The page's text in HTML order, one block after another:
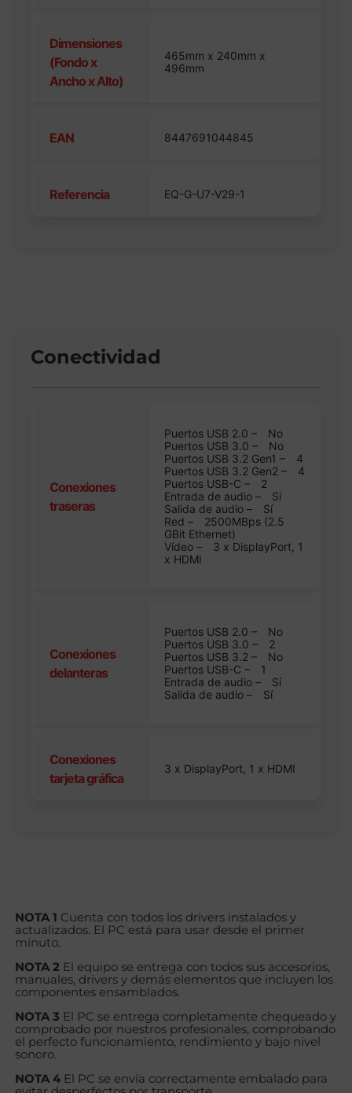
Dimensiones
(Fondo x
Ancho x Alto)
465mm x 240mm x
496mm
EAN 8447691044845
Referencia EQ-G-U7-V29-1
Conectividad
Conexiones
traseras
Puertos USB 2.0 –
No
Puertos USB 3.0 –
No
Puertos USB 3.2 Gen1 –
4
Puertos USB 3.2 Gen2 –
4
Puertos USB-C –
2
Entrada de audio –
Sí
Salida de audio –
Sí
Red –
2500MBps (2.5
GBit Ethernet)
Vídeo –
3 x DisplayPort, 1
x HDMI
Conexiones
delanteras
Puertos USB 2.0 –
No
Puertos USB 3.0 –
2
Puertos USB 3.2 –
No
Puertos USB-C –
1
Entrada de audio –
Sí
Salida de audio –
Sí
Conexiones
tarjeta gráfica
3 x DisplayPort, 1 x HDMI
NOTA 1 Cuenta con todos los drivers instalados y
actualizados. El PC está para usar desde el primer
minuto.
NOTA 2 El equipo se entrega con todos sus accesorios,
manuales, drivers y demás elementos que incluyen los
componentes ensamblados.
NOTA 3 El PC se entrega completamente chequeado y
comprobado por nuestros profesionales, comprobando
el perfecto funcionamiento, rendimiento y bajo nivel
sonoro.
NOTA 4 El PC se envía correctamente embalado para